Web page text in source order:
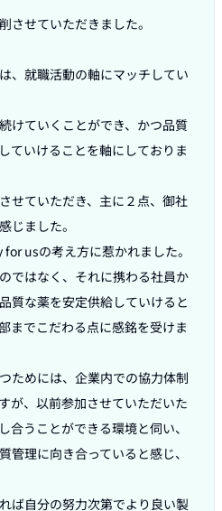
させていただきました。
、就職活動の軸にマッチしてい
けていくことができ、かつ品質
ていけることを軸にしておりま
せていただき、主に２点、御社
じました。
usの考え方に惹かれました。
ではなく、それに携わる社員か
質な薬を安定供給していけると
までこだわる点に感銘を受けま
ためには、企業内での協力体制
が、以前参加させていただいた
合うことができる環境と伺い、
管理に向き合っていると感じ、
ば自分の努力次第でより良い製